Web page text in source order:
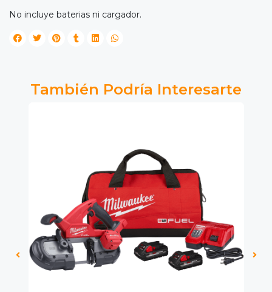
No incluye baterias ni cargador.
También Podría Interesarte